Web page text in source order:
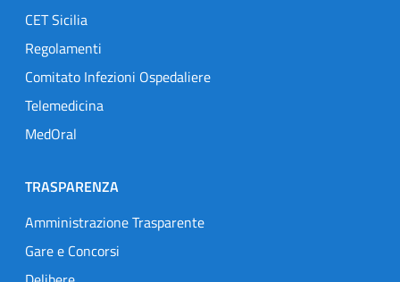
CET Sicilia
Regolamenti
Comitato Infezioni Ospedaliere
Telemedicina
MedOral
TRASPARENZA
Amministrazione Trasparente
Gare e Concorsi